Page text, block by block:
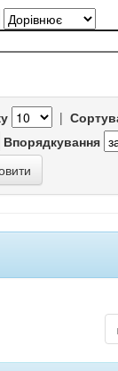
|
Впорядкування